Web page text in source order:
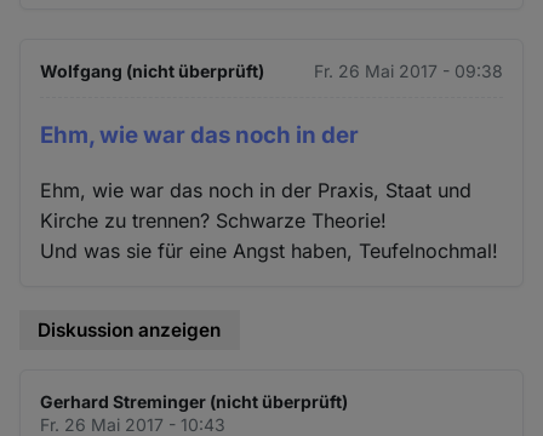
Wolfgang (nicht überprüft) Fr. 26 Mai 2017 - 09:38
Ehm, wie war das noch in der
Ehm, wie war das noch in der Praxis, Staat und
Kirche zu trennen? Schwarze Theorie!
Und was sie für eine Angst haben, Teufelnochmal!
Diskussion anzeigen
Gerhard Streminger (nicht überprüft)
Fr. 26 Mai 2017 - 10:43